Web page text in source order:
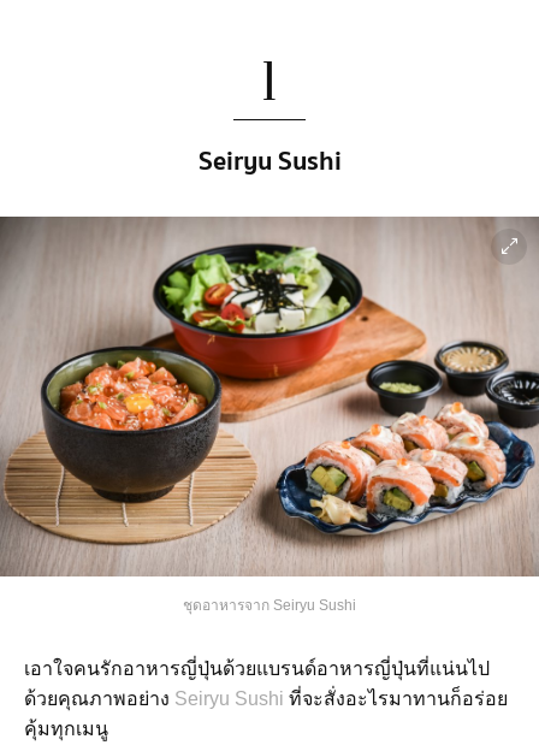
1
Seiryu Sushi
ชุดอาหารจาก Seiryu Sushi
เอาใจคนรักอาหารญี่ปุ่นด้วยแบรนด์อาหารญี่ปุ่นที่แน่นไป
ด้วยคุณภาพอย่าง Seiryu Sushi ที่จะสั่งอะไรมาทานก็อร่อย
คุ้มทุกเมนู